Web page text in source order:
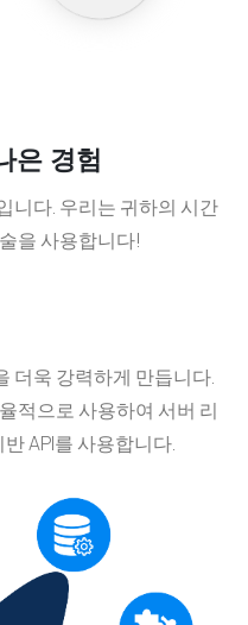
은 경험
니다. 우리는 귀하의 시간
을 사용합니다!
더욱 강력하게 만듭니다.
적으로 사용하여 서버 리
API를 사용합니다.